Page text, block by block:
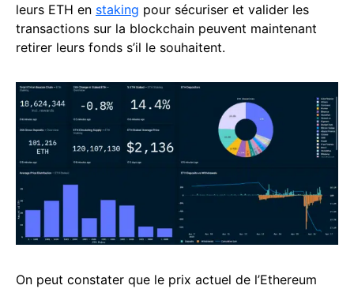
leurs ETH en staking pour sécuriser et valider les
transactions sur la blockchain peuvent maintenant
retirer leurs fonds s’il le souhaitent.
On peut constater que le prix actuel de l’Ethereum